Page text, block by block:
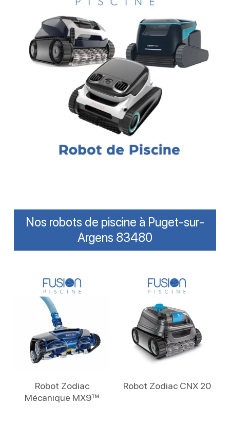
Nos robots de piscine à Puget-sur-
Argens 83480
Robot Zodiac
Mécanique MX9™
Robot Zodiac CNX 20